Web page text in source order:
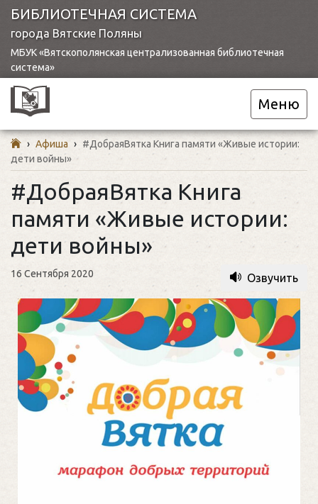
БИБЛИОТЕЧНАЯ СИСТЕМА
города Вятские Поляны
МБУК «Вятскополянская централизованная библиотечная
система»
Меню
› Афиша › #ДобраяВятка Книга памяти «Живые истории:
дети войны»
#ДобраяВятка Книга
памяти «Живые истории:
дети войны»
16 Сентября 2020 Озвучить